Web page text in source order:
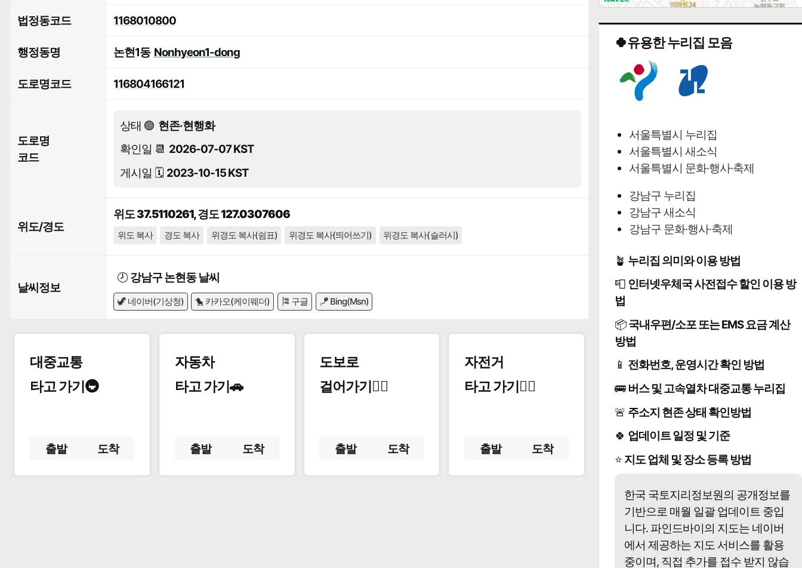
법정동코드 1168010800
행정동명 논현1동 Nonhyeon1-dong
도로명코드 116804166121
도로명
코드
상태 🟢 현존·현행화
확인일 📆 2026-07-07 KST
게시일 🗓️ 2023-10-15 KST
위도/경도
위도 37.5110261, 경도 127.0307606
위도 복사 경도 복사 위경도 복사(쉼표) 위경도 복사(띄어쓰기) 위경도 복사(슬러시)
날씨정보
🕗강남구 논현동 날씨
🦖 네이버(기상청) 🐤 카카오(케이웨더) 🎏 구글 🪁 Bing(Msn)
대중교통
타고 가기🚇
출발 도착
자동차
타고 가기🚗
출발 도착
도보로
걸어가기🚶‍♂️
출발 도착
자전거
타고 가기🚴‍♀️
출발 도착
🍀유용한 누리집 모음
서울특별시 누리집
서울특별시 새소식
서울특별시 문화·행사·축제
강남구 누리집
강남구 새소식
강남구 문화·행사·축제
🪴 누리집 의미와 이용 방법
📮 인터넷우체국 사전접수 할인 이용 방
법
📦국내우편/소포 또는 EMS 요금 계산
방법
📱 전화번호, 운영시간 확인 방법
🚌버스 및 고속열차 대중교통 누리집
🚨 주소지 현존 상태 확인방법
🍀 업데이트 일정 및 기준
⭐ 지도 업체 및 장소 등록 방법
한국 국토지리정보원의 공개정보를
기반으로 매월 일괄 업데이트 중입
니다. 파인드바이의 지도는 네이버
에서 제공하는 지도 서비스를 활용
중이며, 직접 추가를 접수 받지 않습